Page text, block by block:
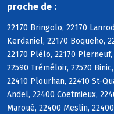
proche de :
22170 Bringolo, 22170
Kerdaniel, 22170 Boqueho,
22170 Plélo, 22170
22590 Tréméloir, 22520
22410 Plourhan, 22410 St-
Andel, 22400 Coëtmieux,
Maroué, 22400 Meslin,